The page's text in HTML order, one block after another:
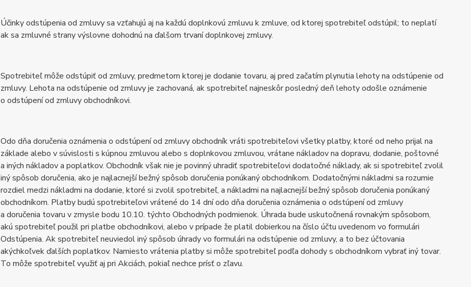
Účinky odstúpenia od zmluvy sa vzťahujú aj na každú doplnkovú zmluvu k zmluve, od ktorej spotrebiteľ odstúpil; to neplatí
ak sa zmluvné strany výslovne dohodnú na ďalšom trvaní doplnkovej zmluvy.
Spotrebiteľ môže odstúpiť od zmluvy, predmetom ktorej je dodanie tovaru, aj pred začatím plynutia lehoty na odstúpenie od
zmluvy. Lehota na odstúpenie od zmluvy je zachovaná, ak spotrebiteľ najneskôr posledný deň lehoty odošle oznámenie
o odstúpení od zmluvy obchodníkovi.
Odo dňa doručenia oznámenia o odstúpení od zmluvy obchodník vráti spotrebiteľovi všetky platby, ktoré od neho prijal na
základe alebo v súvislosti s kúpnou zmluvou alebo s doplnkovou zmluvou, vrátane nákladov na dopravu, dodanie, poštovné
a iných nákladov a poplatkov. Obchodník však nie je povinný uhradiť spotrebiteľovi dodatočné náklady, ak si spotrebiteľ zvolil
iný spôsob doručenia, ako je najlacnejší bežný spôsob doručenia ponúkaný obchodníkom. Dodatočnými nákladmi sa rozumie
rozdiel medzi nákladmi na dodanie, ktoré si zvolil spotrebiteľ, a nákladmi na najlacnejší bežný spôsob doručenia ponúkaný
obchodníkom. Platby budú spotrebiteľovi vrátené do 14 dní odo dňa doručenia oznámenia o odstúpení od zmluvy
a doručenia tovaru v zmysle bodu 10.10. týchto Obchodných podmienok. Úhrada bude uskutočnená rovnakým spôsobom,
akú spotrebiteľ použil pri platbe obchodníkovi, alebo v prípade že platil dobierkou na číslo účtu uvedenom vo formulári
Odstúpenia. Ak spotrebiteľ neuviedol iný spôsob úhrady vo formulári na odstúpenie od zmluvy, a to bez účtovania
akýchkoľvek ďalších poplatkov. Namiesto vrátenia platby si môže spotrebiteľ podľa dohody s obchodníkom vybrať iný tovar.
To môže spotrebiteľ využiť aj pri Akciách, pokiaľ nechce prísť o zľavu.